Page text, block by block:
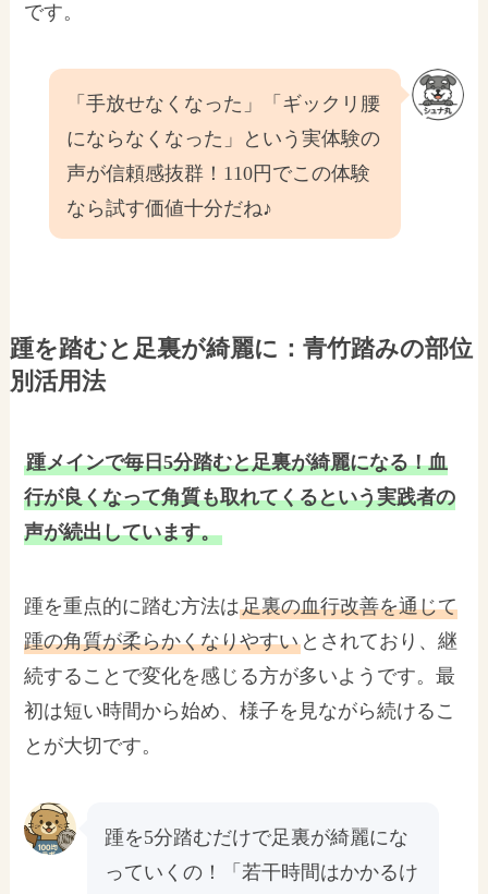
です。
「手放せなくなった」「ギックリ腰
にならなくなった」という実体験の
声が信頼感抜群！110円でこの体験
なら試す価値十分だね♪
踵を踏むと足裏が綺麗に：青竹踏みの部位
別活用法
踵メインで毎日5分踏むと足裏が綺麗になる！血
行が良くなって角質も取れてくるという実践者の
声が続出しています。
踵を重点的に踏む方法は足裏の血行改善を通じて
踵の角質が柔らかくなりやすい とされており、継
続することで変化を感じる方が多いようです。最
初は短い時間から始め、様子を見ながら続けるこ
とが大切です。
踵を5分踏むだけで足裏が綺麗にな
っていくの！「若干時間はかかるけ